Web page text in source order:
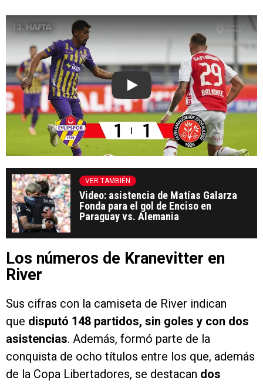
Play
VER TAMBIÉN
Video: asistencia de Matías Galarza
Fonda para el gol de Enciso en
Paraguay vs. Alemania
Los números de Kranevitter en
River
Sus cifras con la camiseta de River indican
que disputó 148 partidos, sin goles y con dos
asistencias. Además, formó parte de la
conquista de ocho títulos entre los que, además
de la Copa Libertadores, se destacan dos